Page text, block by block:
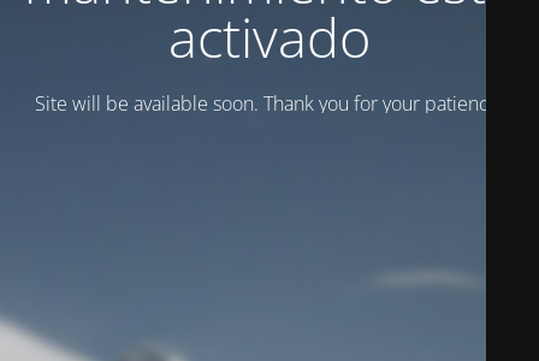
activado
Site will be available soon. Thank you for your patience!